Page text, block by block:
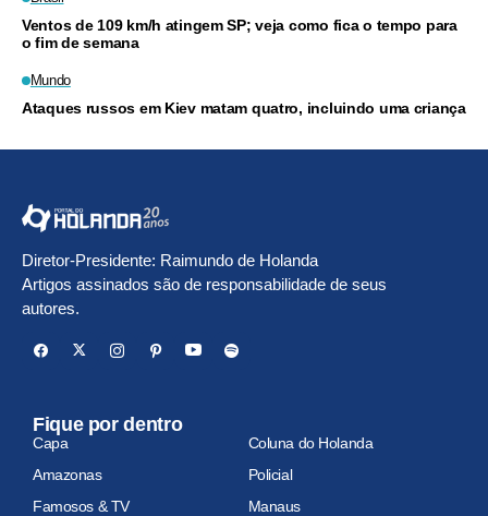
Ventos de 109 km/h atingem SP; veja como fica o tempo para
o fim de semana
Mundo
Ataques russos em Kiev matam quatro, incluindo uma criança
Diretor-Presidente: Raimundo de Holanda
Artigos assinados são de responsabilidade de seus
autores.
Fique por dentro
Capa
Coluna do Holanda
Amazonas
Policial
Famosos & TV
Manaus